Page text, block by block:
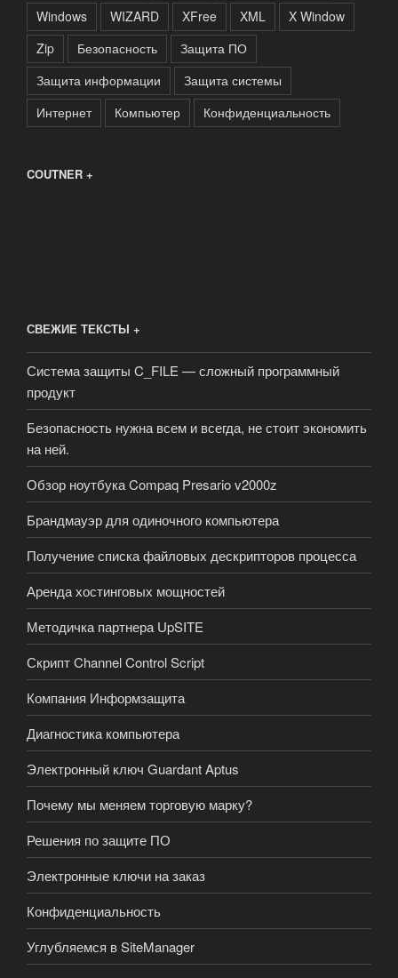
Windows
WIZARD XFree XML
X Window
Zip
Безопасность
Защита ПО
Защита информации
Защита системы
Интернет
Компьютер Конфиденциальность
COUTNER +
СВЕЖИЕ ТЕКСТЫ +
Система защиты C_FILE — сложный программный
продукт
Безопасность нужна всем и всегда, не стоит экономить
на ней.
Обзор ноутбука Compaq Presario v2000z
Брандмауэр для одиночного компьютера
Получение списка файловых дескрипторов процесса
Аренда хостинговых мощностей
Методичка партнера UpSITE
Скрипт Channel Control Script
Компания Информзащита
Диагностика компьютера
Электронный ключ Guardant Aptus
Почему мы меняем торговую марку?
Решения по защите ПО
Электронные ключи на заказ
Конфиденциальность
Углубляемся в SiteManager